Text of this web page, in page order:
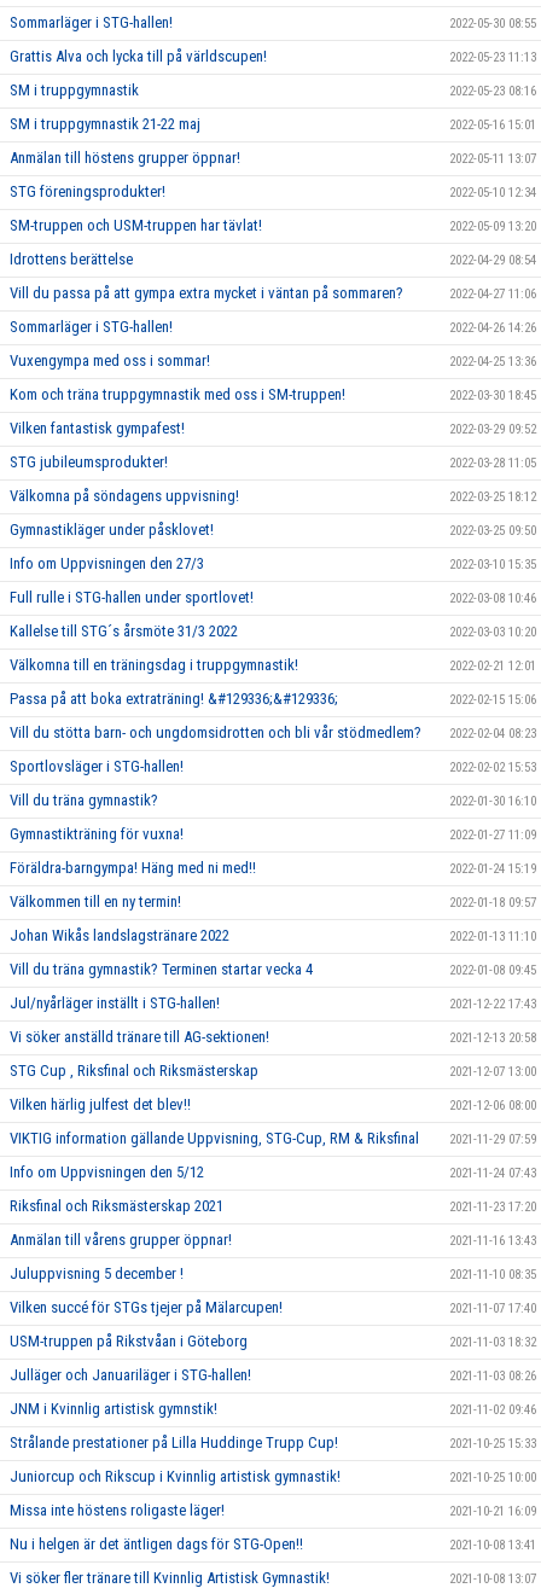
Sommarläger i STG-hallen! 2022-05-30 08:55
Grattis Alva och lycka till på världscupen! 2022-05-23 11:13
SM i truppgymnastik 2022-05-23 08:16
SM i truppgymnastik 21-22 maj 2022-05-16 15:01
Anmälan till höstens grupper öppnar! 2022-05-11 13:07
STG föreningsprodukter! 2022-05-10 12:34
SM-truppen och USM-truppen har tävlat! 2022-05-09 13:20
Idrottens berättelse 2022-04-29 08:54
Vill du passa på att gympa extra mycket i väntan på sommaren? 2022-04-27 11:06
Sommarläger i STG-hallen! 2022-04-26 14:26
Vuxengympa med oss i sommar! 2022-04-25 13:36
Kom och träna truppgymnastik med oss i SM-truppen! 2022-03-30 18:45
Vilken fantastisk gympafest! 2022-03-29 09:52
STG jubileumsprodukter! 2022-03-28 11:05
Välkomna på söndagens uppvisning! 2022-03-25 18:12
Gymnastikläger under påsklovet! 2022-03-25 09:50
Info om Uppvisningen den 27/3 2022-03-10 15:35
Full rulle i STG-hallen under sportlovet! 2022-03-08 10:46
Kallelse till STG´s årsmöte 31/3 2022 2022-03-03 10:20
Välkomna till en träningsdag i truppgymnastik! 2022-02-21 12:01
Passa på att boka extraträning! &#129336;&#129336; 2022-02-15 15:06
Vill du stötta barn- och ungdomsidrotten och bli vår stödmedlem? 2022-02-04 08:23
Sportlovsläger i STG-hallen! 2022-02-02 15:53
Vill du träna gymnastik? 2022-01-30 16:10
Gymnastikträning för vuxna! 2022-01-27 11:09
Föräldra-barngympa! Häng med ni med!! 2022-01-24 15:19
Välkommen till en ny termin! 2022-01-18 09:57
Johan Wikås landslagstränare 2022 2022-01-13 11:10
Vill du träna gymnastik? Terminen startar vecka 4 2022-01-08 09:45
Jul/nyårläger inställt i STG-hallen! 2021-12-22 17:43
Vi söker anställd tränare till AG-sektionen! 2021-12-13 20:58
STG Cup , Riksfinal och Riksmästerskap 2021-12-07 13:00
Vilken härlig julfest det blev!! 2021-12-06 08:00
VIKTIG information gällande Uppvisning, STG-Cup, RM & Riksfinal 2021-11-29 07:59
Info om Uppvisningen den 5/12 2021-11-24 07:43
Riksfinal och Riksmästerskap 2021 2021-11-23 17:20
Anmälan till vårens grupper öppnar! 2021-11-16 13:43
Juluppvisning 5 december ! 2021-11-10 08:35
Vilken succé för STGs tjejer på Mälarcupen! 2021-11-07 17:40
USM-truppen på Rikstvåan i Göteborg 2021-11-03 18:32
Julläger och Januariläger i STG-hallen! 2021-11-03 08:26
JNM i Kvinnlig artistisk gymnstik! 2021-11-02 09:46
Strålande prestationer på Lilla Huddinge Trupp Cup! 2021-10-25 15:33
Juniorcup och Rikscup i Kvinnlig artistisk gymnastik! 2021-10-25 10:00
Missa inte höstens roligaste läger! 2021-10-21 16:09
Nu i helgen är det äntligen dags för STG-Open!! 2021-10-08 13:41
Vi söker fler tränare till Kvinnlig Artistisk Gymnastik! 2021-10-08 13:07